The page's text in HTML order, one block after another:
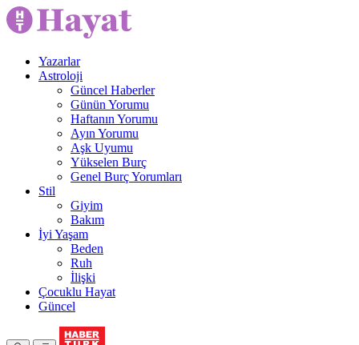
Yazarlar
Astroloji
Güncel Haberler
Günün Yorumu
Haftanın Yorumu
Ayın Yorumu
Aşk Uyumu
Yükselen Burç
Genel Burç Yorumları
Stil
Giyim
Bakım
İyi Yaşam
Beden
Ruh
İlişki
Çocuklu Hayat
Güncel